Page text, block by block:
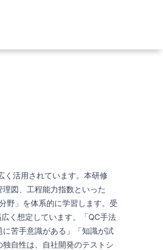
く活用されています。本研修
図、工程能力指数といった
野」を体系的に学習します。受
く想定しています。「QC手法
苦手意識がある」「知識が試
自性は、自社開発のテストシ